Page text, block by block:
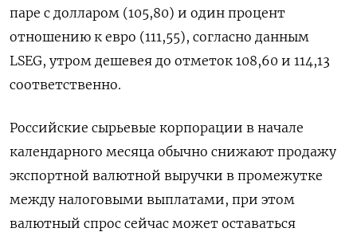
паре с долларом (105,80) и один процент
отношению к евро (111,55), согласно данным
LSEG, утром дешевея до отметок 108,60 и 114,13
соответственно.
Российские сырьевые корпорации в начале
календарного месяца обычно снижают продажу
экспортной валютной выручки в промежутке
между налоговыми выплатами, при этом
валютный спрос сейчас может оставаться